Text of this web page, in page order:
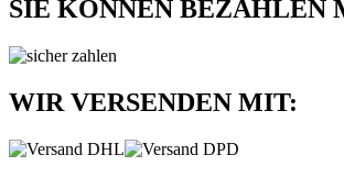
SIE KÖNNEN BEZAHLEN
WIR VERSENDEN MIT: